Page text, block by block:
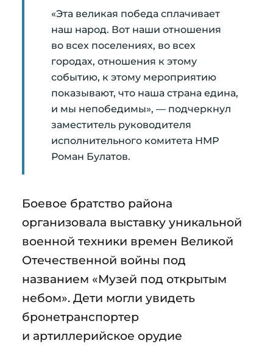
«Эта великая победа сплачивает
наш народ. Вот наши отношения
во всех поселениях, во всех
городах, отношения к этому
событию, к этому мероприятию
показывают, что наша страна едина,
и мы непобедимы», — подчеркнул
заместитель руководителя
исполнительного комитета НМР
Роман Булатов.
Боевое братство района
организовала выставку уникальной
военной техники времен Великой
Отечественной войны под
названием «Музей под открытым
небом». Дети могли увидеть
бронетранспортер
и артиллерийское орудие